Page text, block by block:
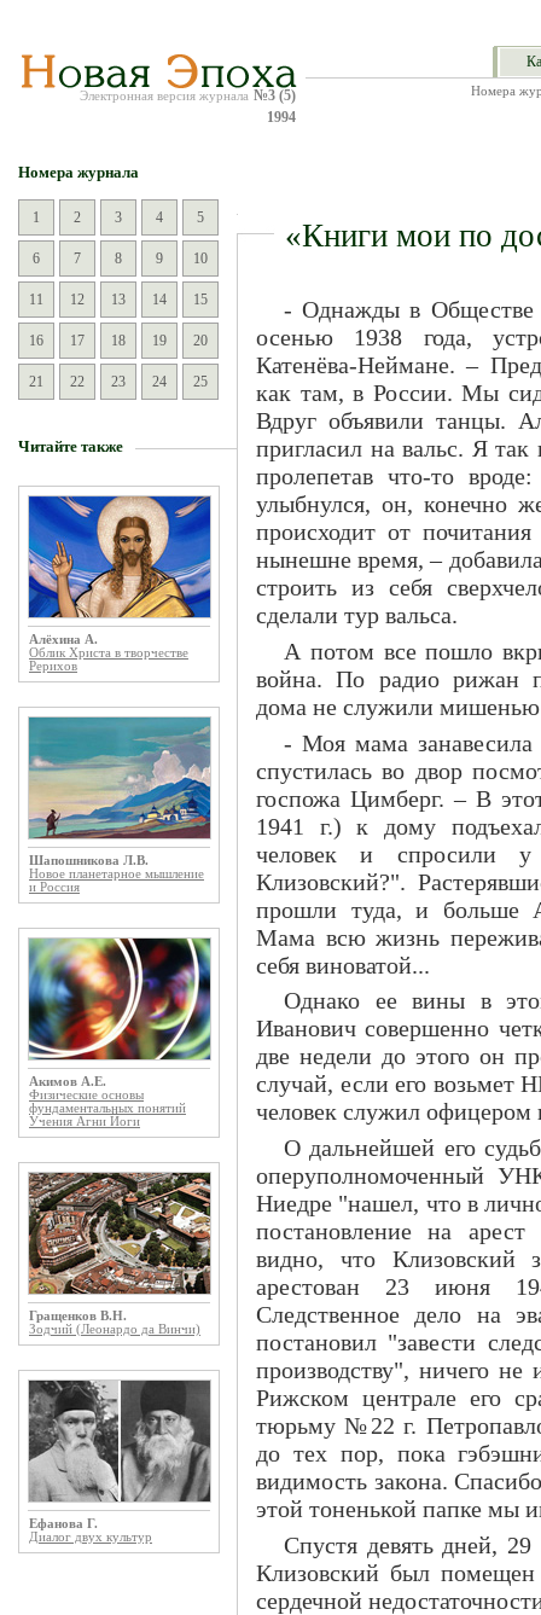
Электронная версия журнала №3 (5)
1994
Номера
Номера журнала
1 2 3 4 5
6 7 8 9 10
11 12 13 14 15
16 17 18 19 20
21 22 23 24 25
Читайте также
Алёхина А.
Облик Христа в творчестве
Рерихов
Шапошникова Л.В.
Новое планетарное мышление
и Россия
Акимов А.Е.
Физические основы
фундаментальных понятий
Учения Агни Йоги
Гращенков В.Н.
Зодчий (Леонардо да Винчи)
Ефанова Г.
Диалог двух культур
«Книги мои по
- Однажды в Обществе
осенью 1938 года,
Катенёва-Неймане. –
как там, в России. Мы
Вдруг объявили танцы.
пригласил на вальс. Я так
пролепетав что-то
улыбнулся, он, конечно
происходит от
нынешне время, –
строить из себя
сделали тур вальса.
А потом все пошло
война. По радио рижан
дома не служили
- Моя мама
спустилась во двор
госпожа Цимберг. – В
1941 г.) к дому
человек и спросили
Клизовский?".
прошли туда, и больше
Мама всю жизнь
себя виноватой...
Однако ее вины в
Иванович совершенно
две недели до этого он
случай, если его возьмет
человек служил офицером
О дальнейшей его
оперуполномоченный
Ниедре "нашел, что в
постановление на
видно, что Клизовский
арестован 23 июня
Следственное дело на
постановил "завести
производству", ничего
Рижском централе его
тюрьму №22 г.
до тех пор, пока
видимость закона.
этой тоненькой папке мы
Спустя девять дней,
Клизовский был
сердечной